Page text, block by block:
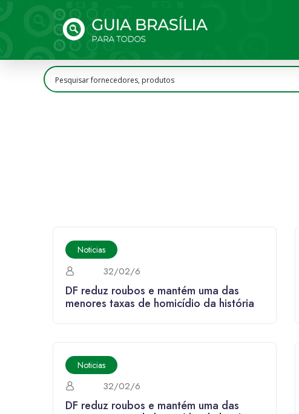
Noticias
32/02/6
DF reduz roubos e mantém uma das
menores taxas de homicídio da história
Noticias
32/02/6
DF reduz roubos e mantém uma das